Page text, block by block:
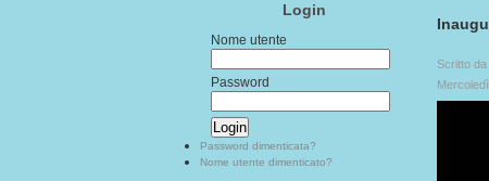
Login
Nome utente
Password
Password dimenticata?
Nome utente dimenticato?
Scritto